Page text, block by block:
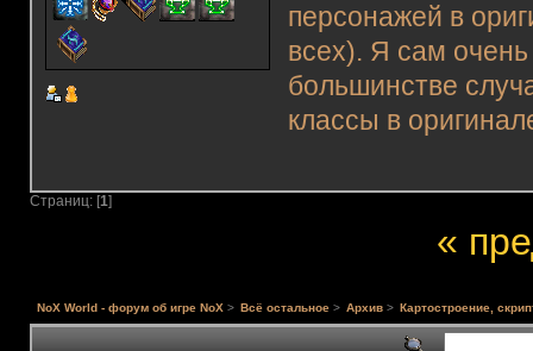
персонажей в
всех). Я сам очень
большинстве
классы в
Страниц: [1]
«
NoX World - форум об игре NoX> Всё остальное > Архив > Картостроение,